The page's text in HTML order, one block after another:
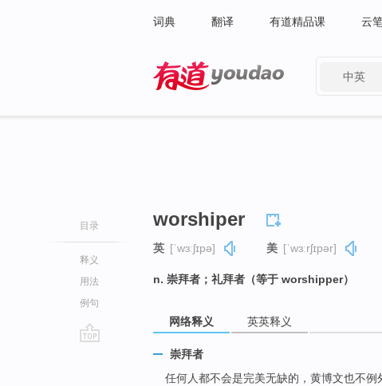
词典 翻译 有道精品课 云
中英
目录
释义
用法
例句
worshiper
英 [ˈwɜːʃɪpə] 美 [ˈwɜːrʃɪpər]
n. 崇拜者；礼拜者（等于 worshipper）
网络释义 英英释义
崇拜者
任何人都不会是完美无缺的，黄博文也不